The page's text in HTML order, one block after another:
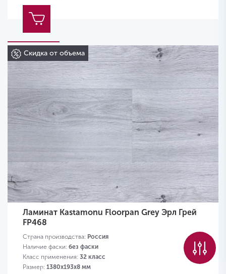
Скидка от объема
Ламинат Kastamonu Floorpan Grey Эрл Грей
FP468
Страна производства: Россия
Наличие фаски: без фаски
Класс применения: 32 класс
Размер: 1380х193х8 мм